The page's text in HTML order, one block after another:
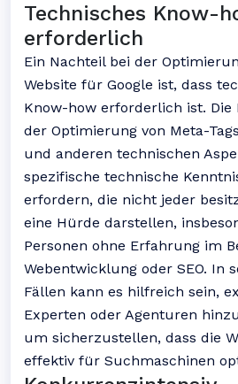
Technisches Know-
erforderlich
Ein Nachteil bei der
Website für Google ist, dass
Know-how erforderlich ist. Die
der Optimierung von Meta-
und anderen technischen
spezifische technische
erfordern, die nicht jeder
eine Hürde darstellen,
Personen ohne Erfahrung im
Webentwicklung oder SEO. In
Fällen kann es hilfreich sein,
Experten oder Agenturen
um sicherzustellen, dass die
effektiv für Suchmaschinen